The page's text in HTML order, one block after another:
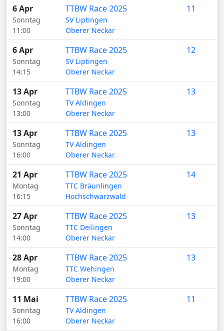
6 Apr
Sonntag
11:00
TTBW Race 2025
SV Liptingen
Oberer Neckar
11
6 Apr
Sonntag
14:15
TTBW Race 2025
SV Liptingen
Oberer Neckar
12
13 Apr
Sonntag
13:00
TTBW Race 2025
TV Aldingen
Oberer Neckar
13
13 Apr
Sonntag
16:00
TTBW Race 2025
TV Aldingen
Oberer Neckar
13
21 Apr
Montag
16:15
TTBW Race 2025
TTC Bräunlingen
Hochschwarzwald
14
27 Apr
Sonntag
14:00
TTBW Race 2025
TTC Deilingen
Oberer Neckar
13
28 Apr
Montag
19:00
TTBW Race 2025
TTC Wehingen
Oberer Neckar
13
11 Mai
Sonntag
16:00
TTBW Race 2025
TV Aldingen
Oberer Neckar
11